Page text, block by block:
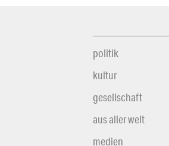
politik
kultur
gesellschaft
aus aller welt
medien